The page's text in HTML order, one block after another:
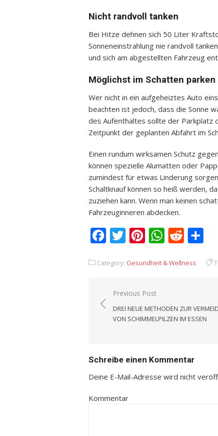
Nicht randvoll tanken
Bei Hitze dehnen sich 50 Liter
Sonneneinstrahlung nie randvoll
und sich am abgestellten Fahrzeug
Möglichst im Schatten parken
Wer nicht in ein aufgeheiztes Auto
beachten ist jedoch, dass die Sonne
des Aufenthaltes sollte der Parkplatz
Zeitpunkt der geplanten Abfahrt im
Einen rundum wirksamen Schutz
können spezielle Alumatten oder
zumindest für etwas Linderung
Schaltknauf können so heiß werden,
zuziehen kann. Wenn man keinen
Fahrzeuginneren abdecken.
Facebook
Twitter
Pinterest
Category: Gesundheit & Wellness
Beitrags-
Navigation
Previous Post
DREI NEUE METHODEN ZUR
VON SCHIMMELPILZEN IM ESSEN
Schreibe einen Kommentar
Deine E-Mail-Adresse wird nicht
Kommentar